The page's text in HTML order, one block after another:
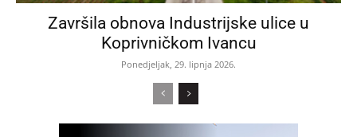
Završila obnova Industrijske ulice u
Koprivničkom Ivancu
Ponedjeljak, 29. lipnja 2026.